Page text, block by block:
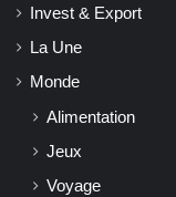
Invest & Export
La Une
Monde
Alimentation
Jeux
Voyage